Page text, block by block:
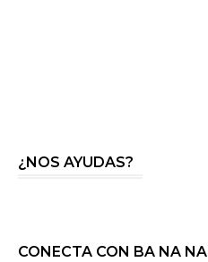
¿NOS AYUDAS?
CONECTA CON BA NA NA